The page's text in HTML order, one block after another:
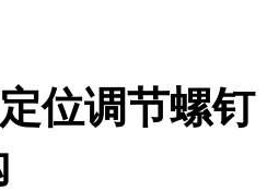
位调节螺